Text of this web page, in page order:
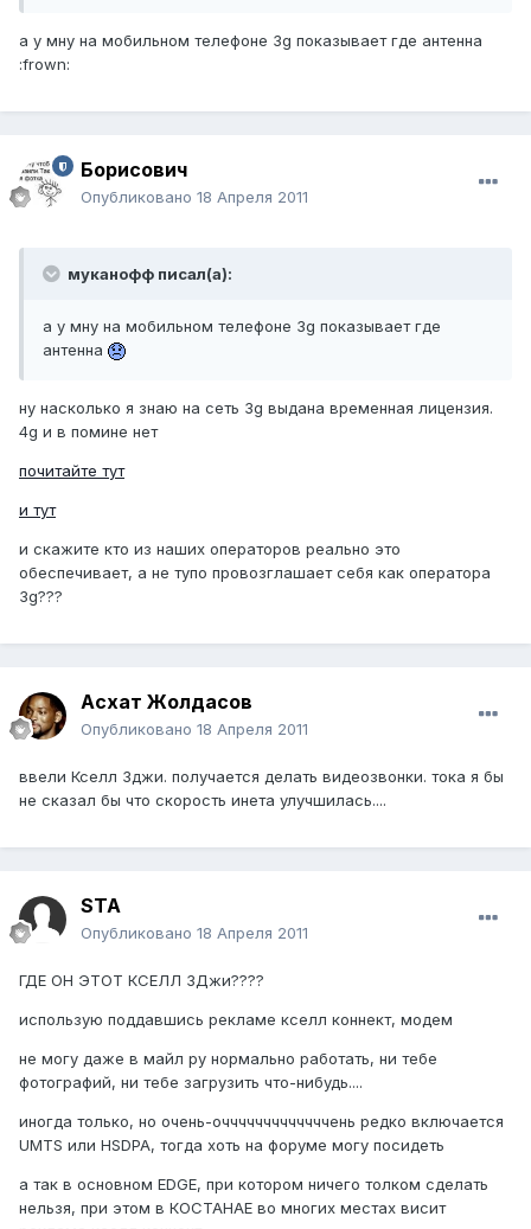
а у мну на мобильном телефоне 3g показывает где антенна
:frown:
Борисович
Опубликовано 18 Апреля 2011
муканофф писал(а):
а у мну на мобильном телефоне 3g показывает где
антенна
ну насколько я знаю на сеть 3g выдана временная лицензия.
4g и в помине нет
почитайте тут
и тут
и скажите кто из наших операторов реально это
обеспечивает, а не тупо провозглашает себя как оператора
3g???
Асхат Жолдасов
Опубликовано 18 Апреля 2011
ввели Кселл 3джи. получается делать видеозвонки. тока я бы
не сказал бы что скорость инета улучшилась....
STA
Опубликовано 18 Апреля 2011
ГДЕ ОН ЭТОТ КСЕЛЛ 3Джи????
использую поддавшись рекламе кселл коннект, модем
не могу даже в майл ру нормально работать, ни тебе
фотографий, ни тебе загрузить что-нибудь....
иногда только, но очень-очччччччччччччень редко включается
UMTS или HSDPA, тогда хоть на форуме могу посидеть
а так в основном EDGE, при котором ничего толком сделать
нельзя, при этом в КОСТАНАЕ во многих местах висит